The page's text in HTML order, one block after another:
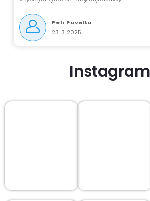
Petr Pavelka
23. 3. 2025
Instagram